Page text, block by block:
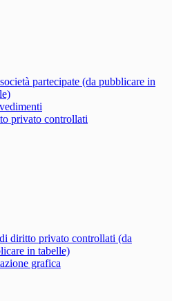
partecipate (da pubblicare in
privato controllati
diritto privato controllati (da
in tabelle)
grafica